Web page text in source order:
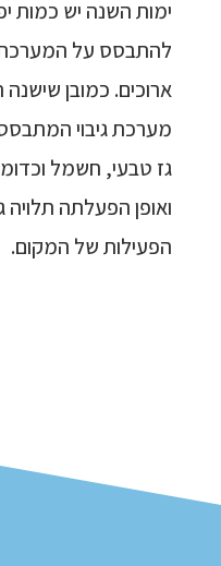
ימות השנה יש כמות
להתבסס על המערכת
ארוכים. כמובן
מערכת גיבוי
גז טבעי, חשמל
ואופן הפעלתה תלויה
הפעילות של המקום.